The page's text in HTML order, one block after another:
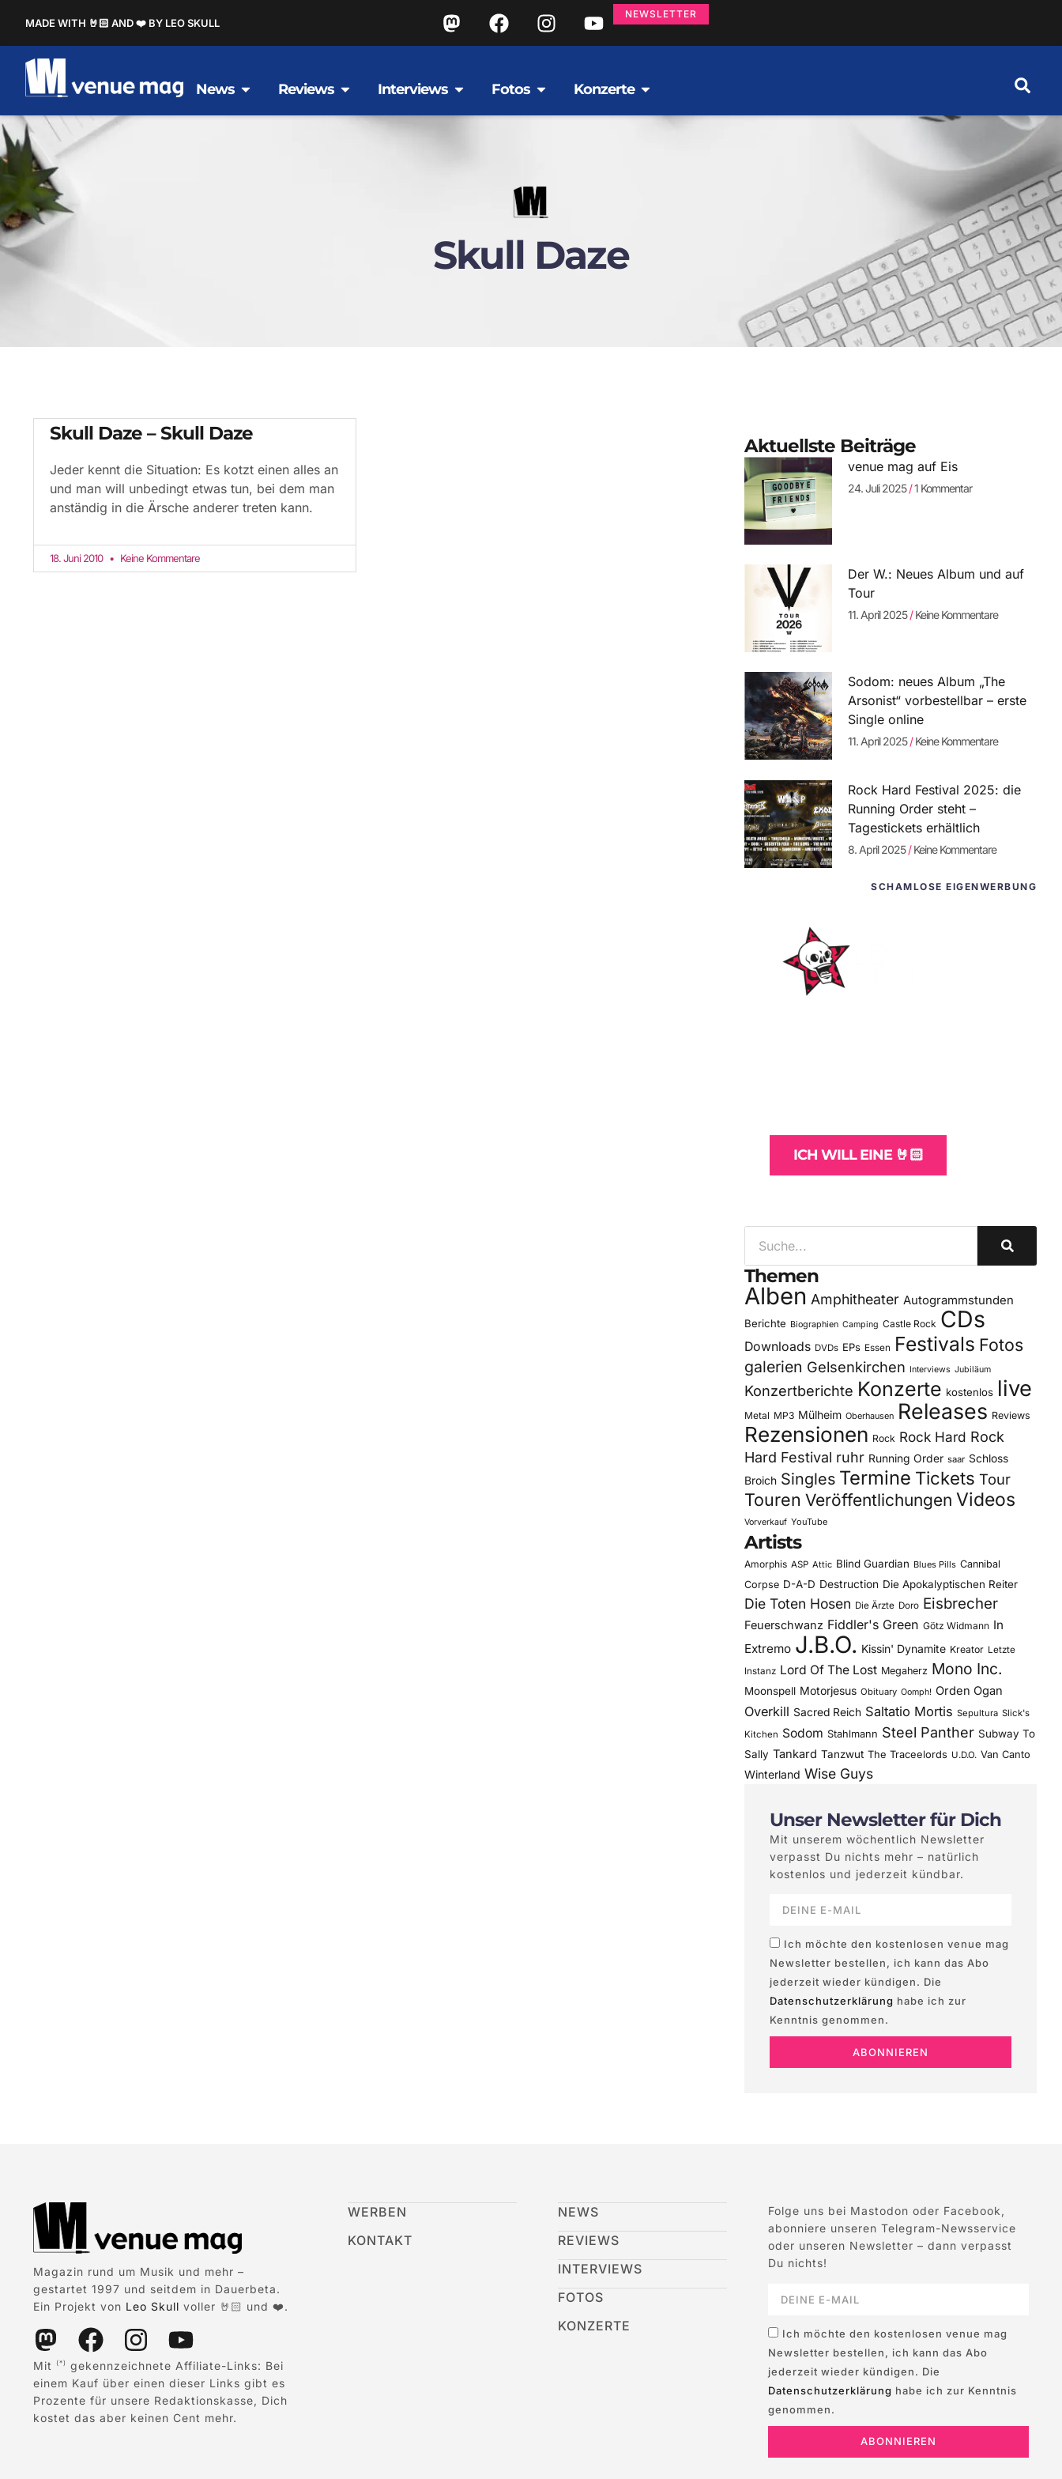
MADE WITH 🤘🏻 AND ❤️ BY LEO SKULL
NEWSLETTER
News Reviews Interviews Fotos Konzerte
Skull Daze
Skull Daze – Skull Daze
Jeder kennt die Situation: Es kotzt einen alles an
und man will unbedingt etwas tun, bei dem man
anständig in die Ärsche anderer treten kann.
18. Juni 2010 Keine Kommentare
Aktuellste Beiträge
venue mag auf Eis
24. Juli 2025 1 Kommentar
Der W.: Neues Album und auf
Tour
11. April 2025 Keine Kommentare
Sodom: neues Album „The
Arsonist“ vorbestellbar – erste
Single online
11. April 2025 Keine Kommentare
Rock Hard Festival 2025: die
Running Order steht –
Tagestickets erhältlich
8. April 2025 Keine Kommentare
SCHAMLOSE EIGENWERBUNG
ICH WILL EINE 🤘🏻
Themen
Alben Amphitheater Autogrammstunden
Berichte Biographien Camping Castle Rock CDs
Downloads DVDs EPs Essen Festivals Fotos
galerien Gelsenkirchen Interviews Jubiläum
Konzertberichte Konzerte kostenlos live
Metal MP3 Mülheim Oberhausen Releases Reviews
Rezensionen Rock Rock Hard Rock
Hard Festival ruhr Running Order saar Schloss
Broich Singles Termine Tickets Tour
Touren Veröffentlichungen Videos
Vorverkauf YouTube
Artists
Amorphis ASP Attic Blind Guardian Blues Pills Cannibal
Corpse D-A-D Destruction Die Apokalyptischen Reiter
Die Toten Hosen Die Ärzte Doro Eisbrecher
Feuerschwanz Fiddler's Green Götz Widmann In
Extremo J.B.O. Kissin' Dynamite Kreator Letzte
Instanz Lord Of The Lost Megaherz Mono Inc.
Moonspell Motorjesus Obituary Oomph! Orden Ogan
Overkill Sacred Reich Saltatio Mortis Sepultura Slick's
Kitchen Sodom Stahlmann Steel Panther Subway To
Sally Tankard Tanzwut The Traceelords U.D.O. Van Canto
Winterland Wise Guys
Unser Newsletter für Dich
Mit unserem wöchentlich Newsletter
verpasst Du nichts mehr – natürlich
kostenlos und jederzeit kündbar.
Ich möchte den kostenlosen venue mag
Newsletter bestellen, ich kann das Abo
jederzeit wieder kündigen. Die
Datenschutzerklärung habe ich zur
Kenntnis genommen.
ABONNIEREN
Magazin rund um Musik und mehr –
gestartet 1997 und seitdem in Dauerbeta.
Ein Projekt von Leo Skull voller 🤘🏻 und ❤️.
Mit (*)
gekennzeichnete Affiliate-Links: Bei
einem Kauf über einen dieser Links gibt es
Prozente für unsere Redaktionskasse, Dich
kostet das aber keinen Cent mehr.
WERBEN
KONTAKT
NEWS
REVIEWS
INTERVIEWS
FOTOS
KONZERTE
Folge uns bei Mastodon oder Facebook,
abonniere unseren Telegram-Newsservice
oder unseren Newsletter – dann verpasst
Du nichts!
Ich möchte den kostenlosen venue mag
Newsletter bestellen, ich kann das Abo
jederzeit wieder kündigen. Die
Datenschutzerklärung habe ich zur Kenntnis
genommen.
ABONNIEREN